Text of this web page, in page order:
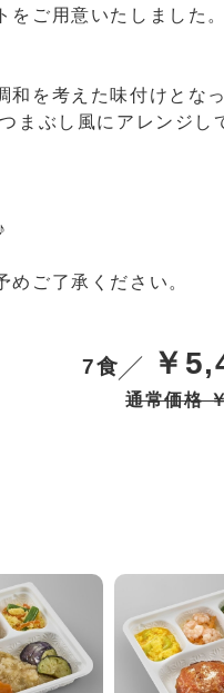
ご用意いたしました。
を考えた味付けとなっ
まぶし風にアレンジし
ご了承ください。
7食 ￥
通常価格